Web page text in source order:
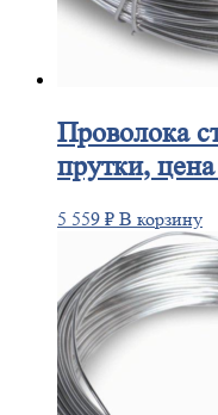
Проволока
прутки,
5 559 ₽ В корзину